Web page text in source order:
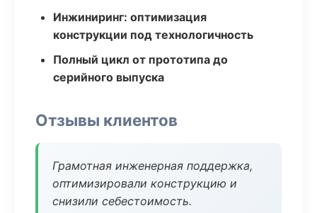
Инжиниринг: оптимизация
конструкции под технологичность
Полный цикл от прототипа до
серийного выпуска
Отзывы клиентов
Грамотная инженерная поддержка,
оптимизировали конструкцию и
снизили себестоимость.